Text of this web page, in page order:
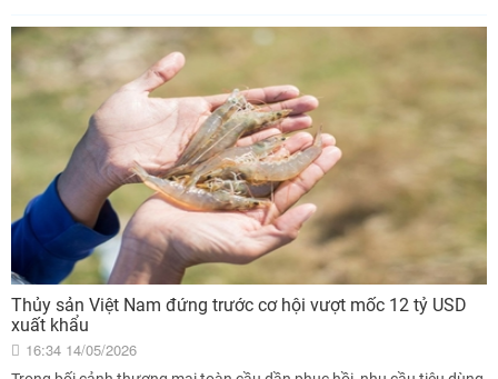
Thủy sản Việt Nam đứng trước cơ hội vượt mốc 12 tỷ USD
xuất khẩu
16:34 14/05/2026